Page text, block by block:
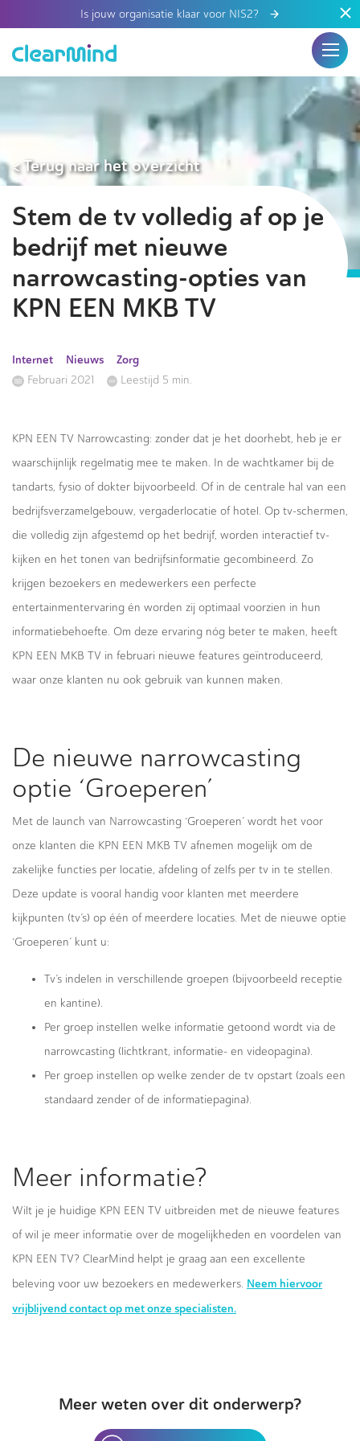
Is jouw organisatie klaar voor NIS2?
< Terug naar het overzicht
Stem de tv volledig af op je
bedrijf met nieuwe
narrowcasting-opties van
KPN EEN MKB TV
Internet Nieuws Zorg
Februari 2021 Leestijd 5 min.
KPN EEN TV Narrowcasting: zonder dat je het doorhebt, heb je er
waarschijnlijk regelmatig mee te maken. In de wachtkamer bij de
tandarts, fysio of dokter bijvoorbeeld. Of in de centrale hal van een
bedrijfsverzamelgebouw, vergaderlocatie of hotel. Op tv-schermen,
die volledig zijn afgestemd op het bedrijf, worden interactief tv-
kijken en het tonen van bedrijfsinformatie gecombineerd. Zo
krijgen bezoekers en medewerkers een perfecte
entertainmentervaring én worden zij optimaal voorzien in hun
informatiebehoefte. Om deze ervaring nóg beter te maken, heeft
KPN EEN MKB TV in februari nieuwe features geïntroduceerd,
waar onze klanten nu ook gebruik van kunnen maken.
De nieuwe narrowcasting
optie ‘Groeperen’
Met de launch van Narrowcasting ‘Groeperen’ wordt het voor
onze klanten die KPN EEN MKB TV afnemen mogelijk om de
zakelijke functies per locatie, afdeling of zelfs per tv in te stellen.
Deze update is vooral handig voor klanten met meerdere
kijkpunten (tv’s) op één of meerdere locaties. Met de nieuwe optie
‘Groeperen’ kunt u:
Tv’s indelen in verschillende groepen (bijvoorbeeld receptie
en kantine).
Per groep instellen welke informatie getoond wordt via de
narrowcasting (lichtkrant, informatie- en videopagina).
Per groep instellen op welke zender de tv opstart (zoals een
standaard zender of de informatiepagina).
Meer informatie?
Wilt je je huidige KPN EEN TV uitbreiden met de nieuwe features
of wil je meer informatie over de mogelijkheden en voordelen van
KPN EEN TV? ClearMind helpt je graag aan een excellente
beleving voor uw bezoekers en medewerkers. Neem hiervoor
vrijblijvend contact op met onze specialisten.
Meer weten over dit onderwerp?